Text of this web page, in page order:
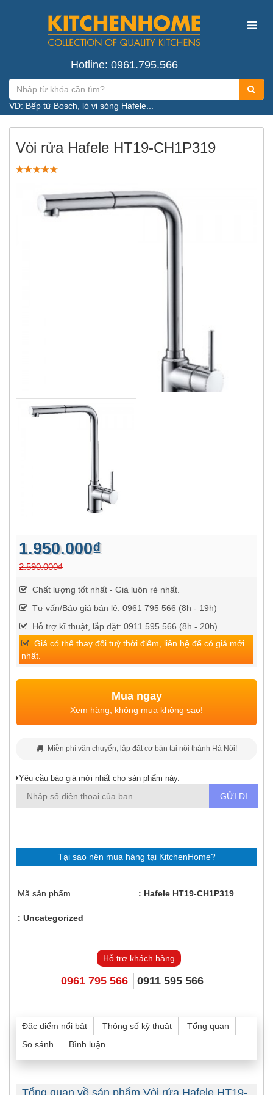
Hotline: 0961.795.566
VD: Bếp từ Bosch, lò vi sóng Hafele...
Vòi rửa Hafele HT19-CH1P319
1.950.000₫
2.590.000₫
Chất lượng tốt nhất - Giá luôn rẻ nhất.
Tư vấn/Báo giá bán lẻ: 0961 795 566 (8h - 19h)
Hỗ trợ kĩ thuật, lắp đặt: 0911 595 566 (8h - 20h)
Giá có thể thay đổi tuỳ thời điểm, liên hệ để có giá mới
nhất.
Mua ngay
Xem hàng, không mua không sao!
Miễn phí vận chuyển, lắp đặt cơ bản tại nội thành Hà Nội!
Yêu cầu báo giá mới nhất cho sản phẩm này.
Tại sao nên mua hàng tại KitchenHome?
Mã sản phẩm Hafele HT19-CH1P319
Uncategorized
Hỗ trợ khách hàng
0961 795 566 0911 595 566
Đặc điểm nổi bật Thông số kỹ thuật
Tổng quan
So sánh
Bình luận